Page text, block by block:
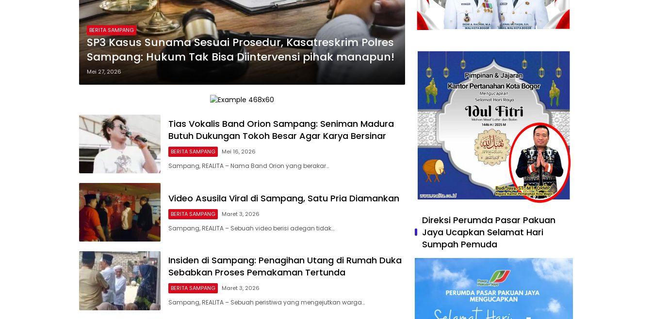
BERITA SAMPANG
SP3 Kasus Sunama Sesuai Prosedur, Kasatreskrim Polres
Sampang: Hukum Tak Bisa Diintervensi pihak manapun!
Mei 27, 2026
Tias Vokalis Band Orion Sampang: Seniman Madura
Butuh Dukungan Tokoh Besar Agar Karya Bersinar
BERITA SAMPANG Mei 16, 2026
Sampang, REALITA – Nama Band Orion yang berakar…
Video Asusila Viral di Sampang, Satu Pria Diamankan
BERITA SAMPANG Maret 3, 2026
Sampang, REALITA – Sebuah video berisi adegan tidak…
Insiden di Sampang: Penagihan Utang di Rumah Duka
Sebabkan Proses Pemakaman Tertunda
BERITA SAMPANG Maret 3, 2026
Sampang, REALITA – Sebuah peristiwa yang mengejutkan warga…
Direksi Perumda Pasar Pakuan
Jaya Ucapkan Selamat Hari
Sumpah Pemuda